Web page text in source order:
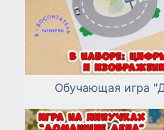
Обучающая игра